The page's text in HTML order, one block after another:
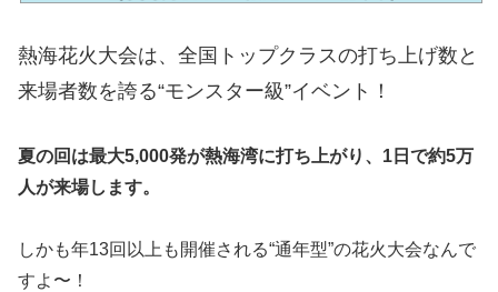
熱海花火大会は、全国トップクラスの打ち上げ数と
来場者数を誇る“モンスター級”イベント！
夏の回は最大5,000発が熱海湾に打ち上がり、1日で約5万
人が来場します。
しかも年13回以上も開催される“通年型”の花火大会なんで
すよ〜！